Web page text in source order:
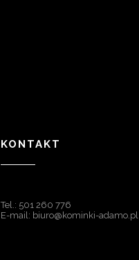
KONTAKT
Tel.: 501 260 776
E-mail: biuro@kominki-adamo.pl